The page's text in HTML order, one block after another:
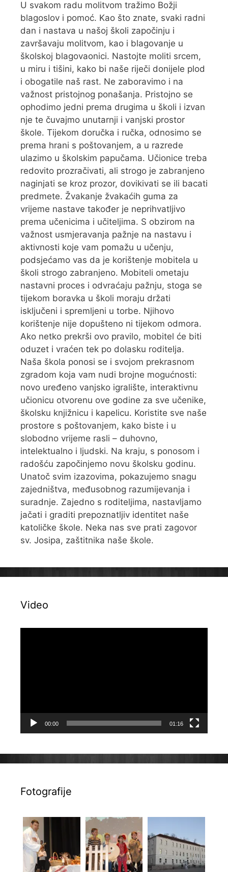
U svakom radu molitvom tražimo Božji
blagoslov i pomoć. Kao što znate, svaki radni
dan i nastava u našoj školi započinju i
završavaju molitvom, kao i blagovanje u
školskoj blagovaonici. Nastojte moliti srcem,
u miru i tišini, kako bi naše riječi donijele plod
i obogatile naš rast. Ne zaboravimo i na
važnost pristojnog ponašanja. Pristojno se
ophodimo jedni prema drugima u školi i izvan
nje te čuvajmo unutarnji i vanjski prostor
škole. Tijekom doručka i ručka, odnosimo se
prema hrani s poštovanjem, a u razrede
ulazimo u školskim papučama. Učionice treba
redovito prozračivati, ali strogo je zabranjeno
naginjati se kroz prozor, dovikivati se ili bacati
predmete. Žvakanje žvakaćih guma za
vrijeme nastave također je neprihvatljivo
prema učenicima i učiteljima. S obzirom na
važnost usmjeravanja pažnje na nastavu i
aktivnosti koje vam pomažu u učenju,
podsjećamo vas da je korištenje mobitela u
školi strogo zabranjeno. Mobiteli ometaju
nastavni proces i odvraćaju pažnju, stoga se
tijekom boravka u školi moraju držati
isključeni i spremljeni u torbe. Njihovo
korištenje nije dopušteno ni tijekom odmora.
Ako netko prekrši ovo pravilo, mobitel će biti
oduzet i vraćen tek po dolasku roditelja.
Naša škola ponosi se i svojom prekrasnom
zgradom koja vam nudi brojne mogućnosti:
novo uređeno vanjsko igralište, interaktivnu
učionicu otvorenu ove godine za sve učenike,
školsku knjižnicu i kapelicu. Koristite sve naše
prostore s poštovanjem, kako biste i u
slobodno vrijeme rasli – duhovno,
intelektualno i ljudski. Na kraju, s ponosom i
radošću započinjemo novu školsku godinu.
Unatoč svim izazovima, pokazujemo snagu
zajedništva, međusobnog razumijevanja i
suradnje. Zajedno s roditeljima, nastavljamo
jačati i graditi prepoznatljiv identitet naše
katoličke škole. Neka nas sve prati zagovor
sv. Josipa, zaštitnika naše škole.
Video
00:00 01:16
Fotografije